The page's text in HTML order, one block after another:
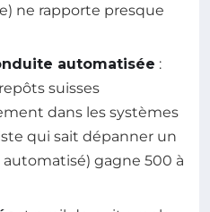
ne rapporte presque
automatisée :
suisses
dans les systèmes
qui sait dépanner un
gagne 500 à